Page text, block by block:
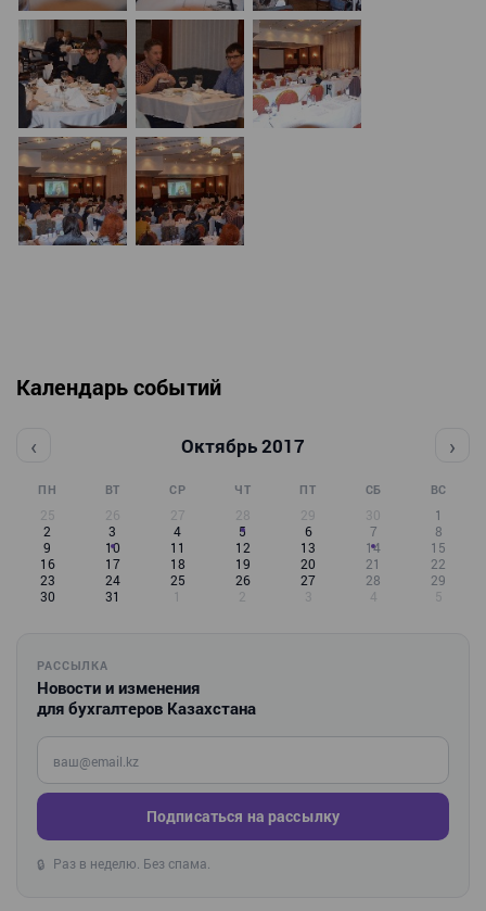
Календарь событий
‹ Октябрь 2017 ›
ПН ВТ СР ЧТ ПТ СБ ВС
25 26 27 28 29 30
1
2
3 4 5 6 7
8
9
10 11 12 13 14
15
16
17 18 19 20 21
22
23
24 25 26 27 28
29
30
31 1 2 3 4 5
РАССЫЛКА
Новости и изменения
для бухгалтеров Казахстана
Введите ваш e-mail
Подписаться на рассылку
🔒 Раз в неделю. Без спама.